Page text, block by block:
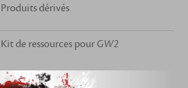
Produits dérivés
Kit de ressources pourGW2